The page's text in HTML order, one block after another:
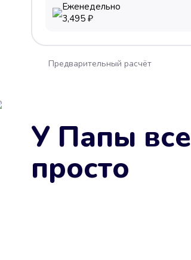
Еженедельно
3,495 ₽
Предварительный расчёт
У Папы все
просто